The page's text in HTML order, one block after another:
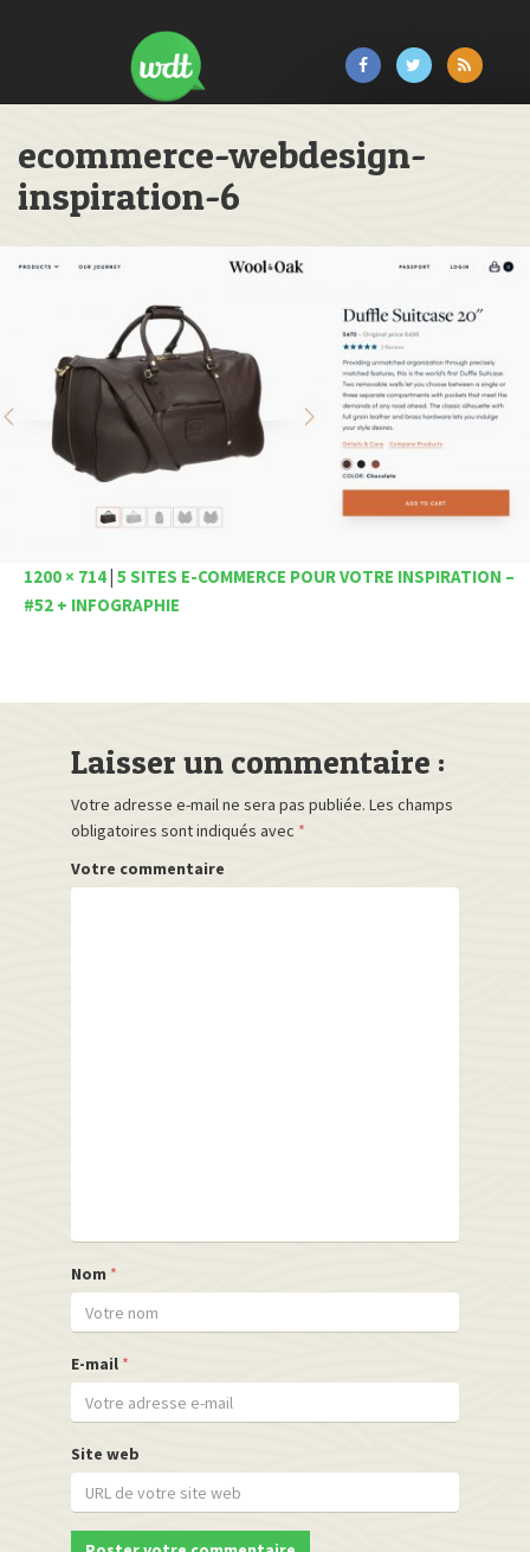
ecommerce-webdesign-
inspiration-6
1200 × 714| 5 SITES E-COMMERCE POUR VOTRE INSPIRATION –
#52 + INFOGRAPHIE
Laisser un commentaire :
Votre adresse e-mail ne sera pas publiée. Les champs
obligatoires sont indiqués avec *
Votre commentaire
Nom *
E-mail *
Site web